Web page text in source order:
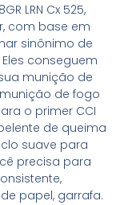
LRN Cx 525,
com base em
sinônimo de
conseguem
munição de
de fogo
o primer CCI
de queima
suave para
precisa para
papel, garrafa.